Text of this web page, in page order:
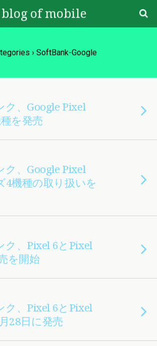
blog of mobile
› SoftBank-Google
ク、Google Pixel
を発売
ク、Google Pixel
4機種の取り扱いを
ク、Pixel 6とPixel
を開始
ク、Pixel 6とPixel
28日に発売